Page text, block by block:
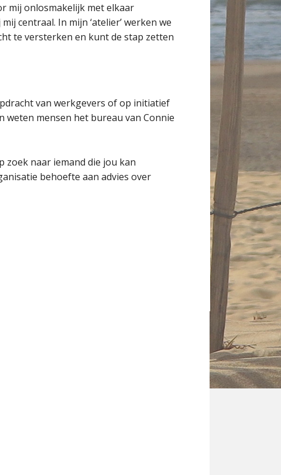
mij onlosmakelijk met elkaar
centraal. In mijn ‘atelier’ werken we
te versterken en kunt de stap zetten
van werkgevers of op initiatief
weten mensen het bureau van Connie
zoek naar iemand die jou kan
behoefte aan advies over